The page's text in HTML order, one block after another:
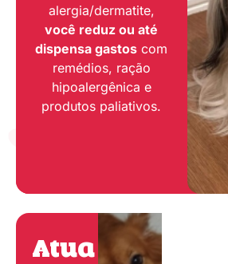
alergia/dermatite,
você reduz ou até
dispensa gastos com
remédios, ração
hipoalergênica e
produtos paliativos.
Atua